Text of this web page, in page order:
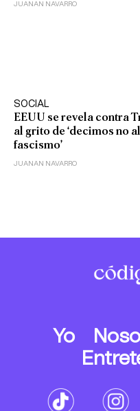
JUANAN NAVARRO
SOCIAL
EEUU se revela contra
al grito de ‘decimos no al
fascismo’
JUANAN NAVARRO
Yo